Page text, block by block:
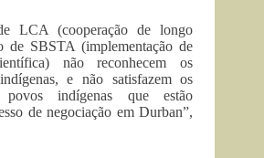
LCA (cooperação de longo
de SBSTA (implementação de
não reconhecem os
e não satisfazem os
povos indígenas que estão
de negociação em Durban”,